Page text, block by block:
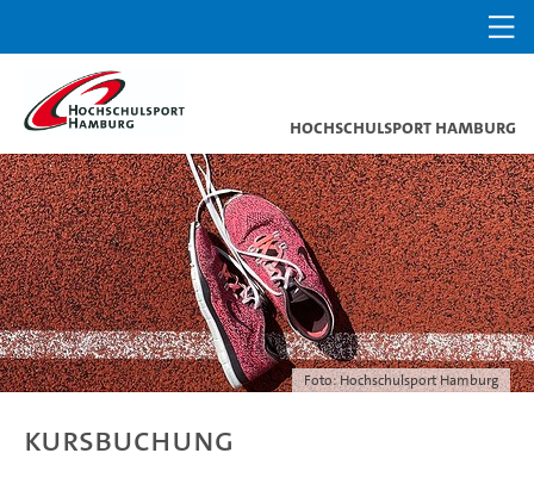
Hochschulsport Hamburg
Foto: Hochschulsport Hamburg
Kursbuchung